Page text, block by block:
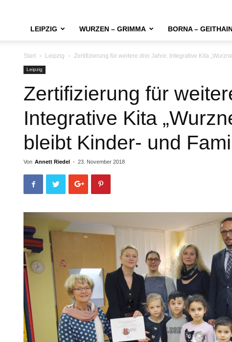
LEIPZIG WURZEN – GRIMMA BORNA –
Start Leipzig Zertifizierung für weitere drei Jahre: Integrative Kita
Leipzig
Zertifizierung für
Integrative Kita
bleibt Kinder- und
Von Annett Riedel - 23. November 2018